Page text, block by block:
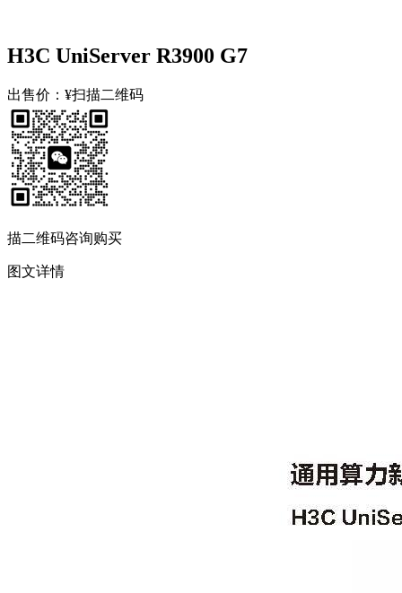
H3C UniServer R3900 G7
出售价： ¥扫描二维码
描二维码咨询购买
图文详情